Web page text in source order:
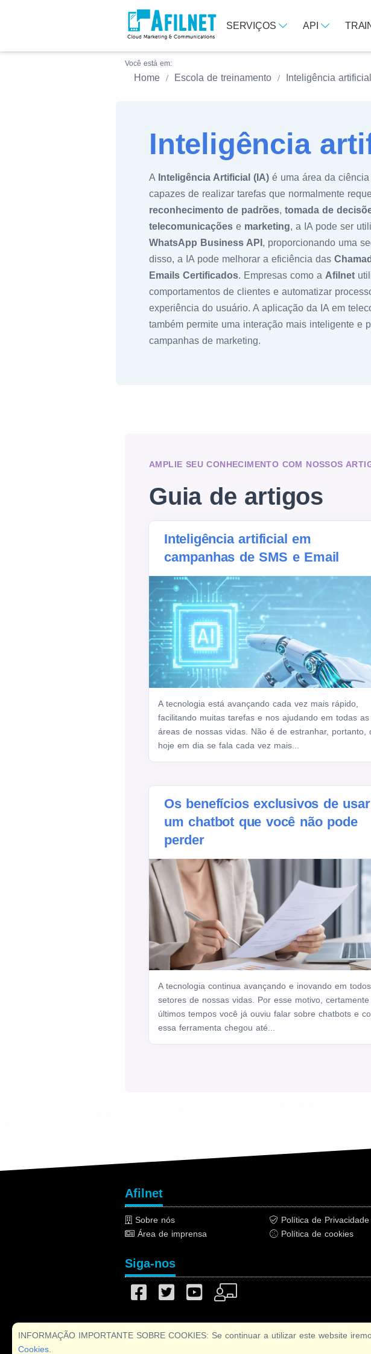
SERVIÇOS API
Você está em:
Home Escola de treinamento Inteligência artificial
Inteligência
A Inteligência Artificial (IA) é uma área da
capazes de realizar tarefas que normalmente
reconhecimento de padrões, tomada de
telecomunicações e marketing, a IA pode ser
WhatsApp Business API , proporcionando uma
disso, a IA pode melhorar a eficiência das
Emails Certificados. Empresas como a Afilnet
comportamentos de clientes e automatizar
experiência do usuário. A aplicação da IA em
também permite uma interação mais inteligente e
campanhas de marketing.
AMPLIE SEU CONHECIMENTO COM NOSSOS
Guia de artigos
Inteligência artificial em
campanhas de SMS e Email
A tecnologia está avançando cada vez mais rápido,
facilitando muitas tarefas e nos ajudando em todas as
áreas de nossas vidas. Não é de estranhar, portanto,
hoje em dia se fala cada vez mais...
Os benefícios exclusivos de usar
um chatbot que você não pode
perder
A tecnologia continua avançando e inovando em
setores de nossas vidas. Por esse motivo,
últimos tempos você já ouviu falar sobre chatbots e
essa ferramenta chegou até...
INFORMAÇÃO IMPORTANTE SOBRE COOKIES: Se continuar a utilizar este website
Cookies
Afilnet
Sobre nós
Área de imprensa
Política de Privacidade
Política de cookies
Siga-nos
Copyright © 2026